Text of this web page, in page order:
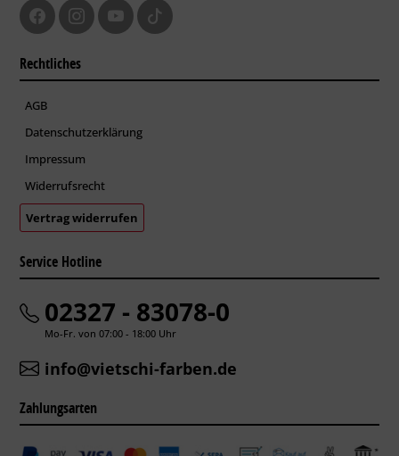
Rechtliches
AGB
Datenschutzerklärung
Impressum
Widerrufsrecht
Vertrag widerrufen
Service Hotline
02327 - 83078-0
Mo-Fr. von 07:00 - 18:00 Uhr
info@vietschi-farben.de
Zahlungsarten